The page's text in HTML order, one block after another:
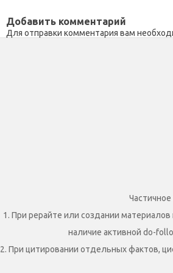
ik
и
Добавить комментарий
Для отправки комментария вам
1. При рерайте или создании
наличие активной do-
2. При цитировании отдельных фактов,